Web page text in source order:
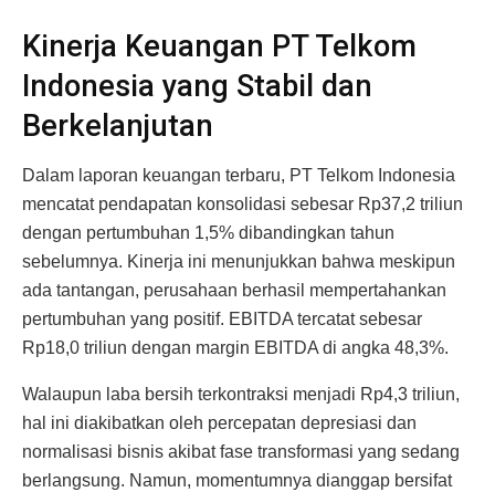
Kinerja Keuangan PT Telkom
Indonesia yang Stabil dan
Berkelanjutan
Dalam laporan keuangan terbaru, PT Telkom Indonesia
mencatat pendapatan konsolidasi sebesar Rp37,2 triliun
dengan pertumbuhan 1,5% dibandingkan tahun
sebelumnya. Kinerja ini menunjukkan bahwa meskipun
ada tantangan, perusahaan berhasil mempertahankan
pertumbuhan yang positif. EBITDA tercatat sebesar
Rp18,0 triliun dengan margin EBITDA di angka 48,3%.
Walaupun laba bersih terkontraksi menjadi Rp4,3 triliun,
hal ini diakibatkan oleh percepatan depresiasi dan
normalisasi bisnis akibat fase transformasi yang sedang
berlangsung. Namun, momentumnya dianggap bersifat